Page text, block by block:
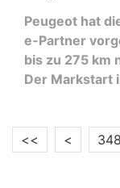
Peugeot hat
e-Partner
bis zu 275 km
Der Markstart
<< < 348